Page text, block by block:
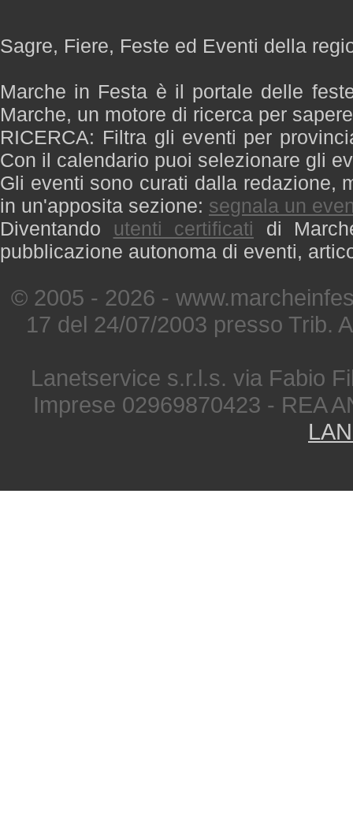
Sagre, Fiere, Feste ed Eventi della
Marche in Festa è il portale delle
Marche, un motore di ricerca per
RICERCA: Filtra gli eventi per
Con il calendario puoi selezionare gli
Gli eventi sono curati dalla redazione,
in un'apposita sezione: segnala un
Diventando utenti certificati di
pubblicazione autonoma di eventi,
© 2005 - 2026 -
17 del 24/07/2003 presso Trib.
Lanetservice s.r.l.s. via Fabio
Imprese 02969870423 - REA